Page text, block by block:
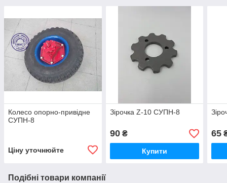
Колесо опорно-привідне
СУПН-8
Ціну уточнюйте
Зірочка Z-10 СУПН-8
90₴
Купити
65
Подібні товари компанії